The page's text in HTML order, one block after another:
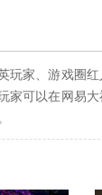
家、游戏圈红
可以在网易